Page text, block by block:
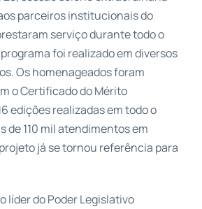
parceiros institucionais do
serviço durante todo o
foi realizado em diversos
Os homenageados foram
o Certificado do Mérito
edições realizadas em todo o
de 110 mil atendimentos em
já se tornou referência para
líder do Poder Legislativo